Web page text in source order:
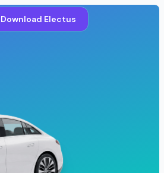
Download Electus